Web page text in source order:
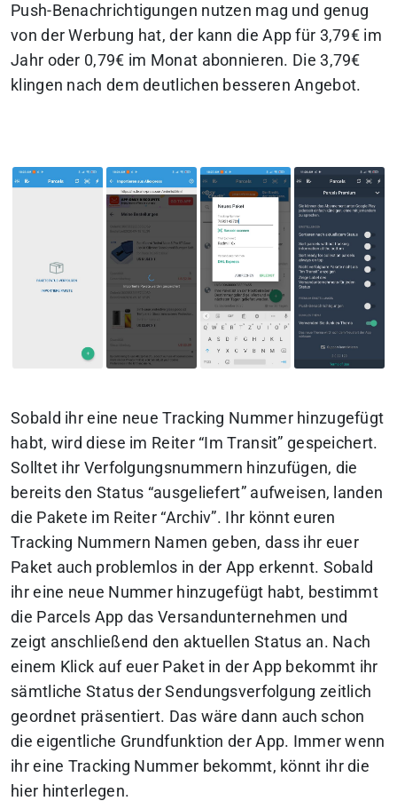
Push-Benachrichtigungen nutzen mag und genug
von der Werbung hat, der kann die App für 3,79€ im
Jahr oder 0,79€ im Monat abonnieren. Die 3,79€
klingen nach dem deutlichen besseren Angebot.
Sobald ihr eine neue Tracking Nummer hinzugefügt
habt, wird diese im Reiter “Im Transit” gespeichert.
Solltet ihr Verfolgungsnummern hinzufügen, die
bereits den Status “ausgeliefert” aufweisen, landen
die Pakete im Reiter “Archiv”. Ihr könnt euren
Tracking Nummern Namen geben, dass ihr euer
Paket auch problemlos in der App erkennt. Sobald
ihr eine neue Nummer hinzugefügt habt, bestimmt
die Parcels App das Versandunternehmen und
zeigt anschließend den aktuellen Status an. Nach
einem Klick auf euer Paket in der App bekommt ihr
sämtliche Status der Sendungsverfolgung zeitlich
geordnet präsentiert. Das wäre dann auch schon
die eigentliche Grundfunktion der App. Immer wenn
ihr eine Tracking Nummer bekommt, könnt ihr die
hier hinterlegen.